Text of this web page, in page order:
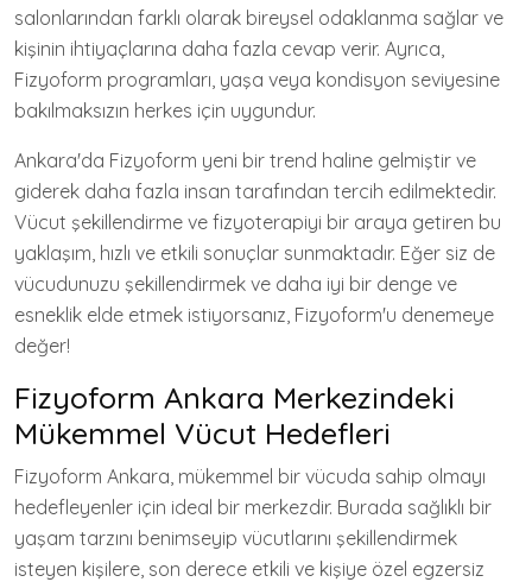
salonlarından farklı olarak bireysel odaklanma sağlar ve
kişinin ihtiyaçlarına daha fazla cevap verir. Ayrıca,
Fizyoform programları, yaşa veya kondisyon seviyesine
bakılmaksızın herkes için uygundur.
Ankara'da Fizyoform yeni bir trend haline gelmiştir ve
giderek daha fazla insan tarafından tercih edilmektedir.
Vücut şekillendirme ve fizyoterapiyi bir araya getiren bu
yaklaşım, hızlı ve etkili sonuçlar sunmaktadır. Eğer siz de
vücudunuzu şekillendirmek ve daha iyi bir denge ve
esneklik elde etmek istiyorsanız, Fizyoform'u denemeye
değer!
Fizyoform Ankara Merkezindeki
Mükemmel Vücut Hedefleri
Fizyoform Ankara, mükemmel bir vücuda sahip olmayı
hedefleyenler için ideal bir merkezdir. Burada sağlıklı bir
yaşam tarzını benimseyip vücutlarını şekillendirmek
isteyen kişilere, son derece etkili ve kişiye özel egzersiz